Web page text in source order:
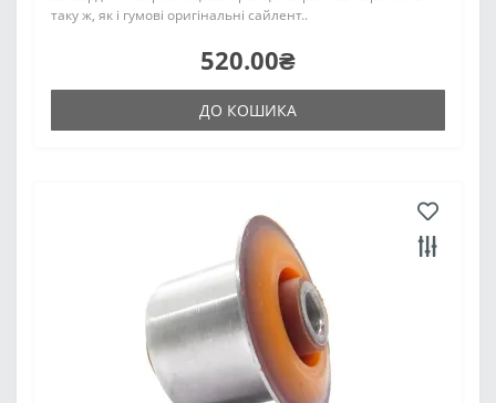
таку ж, як і гумові оригінальні сайлент..
520.00₴
ДО КОШИКА